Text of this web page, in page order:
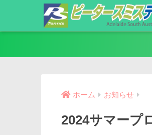
ホーム お知らせ
2024サマープ